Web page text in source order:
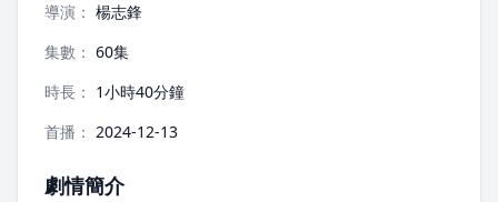
導演： 楊志鋒
集數： 60集
時長： 1小時40分鐘
首播： 2024-12-13
劇情簡介